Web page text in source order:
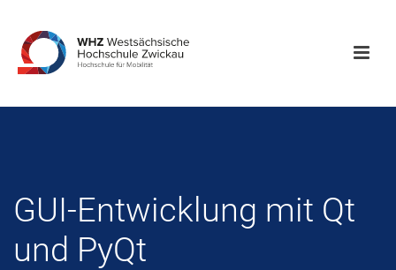
GUI-Entwicklung mit Qt
und PyQt